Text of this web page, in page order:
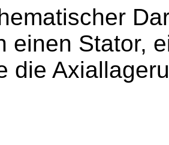
einen Stator,
die